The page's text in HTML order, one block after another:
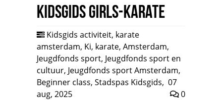
Kidsgids Girls-Karate
Kidsgids activiteit, karate
amsterdam, Ki, karate, Amsterdam,
Jeugdfonds sport, Jeugdfonds sport en
cultuur, Jeugdfonds sport Amsterdam,
Beginner class, Stadspas Kidsgids, 07
aug, 2025
0